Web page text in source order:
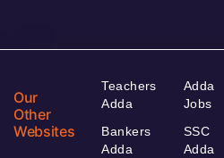
Our
Other
Websites
Teachers
Adda
Bankers
Adda
Adda
Jobs
SSC
Adda